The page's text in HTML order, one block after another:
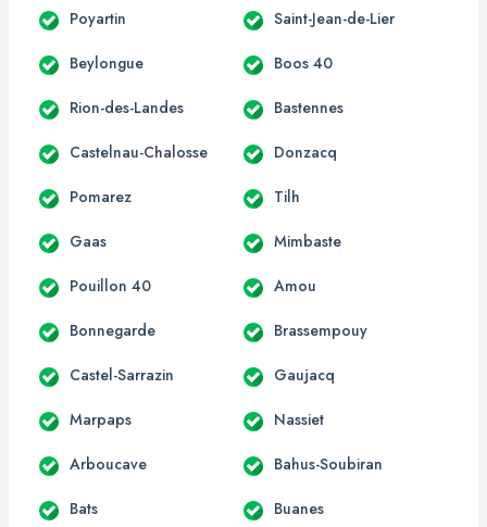
Poyartin Saint-Jean-de-Lier
Beylongue Boos 40
Rion-des-Landes Bastennes
Castelnau-Chalosse Donzacq
Pomarez Tilh
Gaas Mimbaste
Pouillon 40 Amou
Bonnegarde Brassempouy
Castel-Sarrazin Gaujacq
Marpaps Nassiet
Arboucave Bahus-Soubiran
Bats Buanes